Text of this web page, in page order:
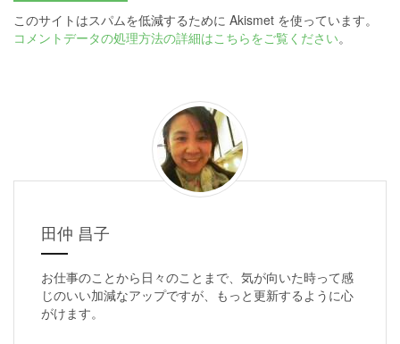
このサイトはスパムを低減するために Akismet を使っています。
コメントデータの処理方法の詳細はこちらをご覧ください。
田仲 昌子
お仕事のことから日々のことまで、気が向いた時って感
じのいい加減なアップですが、もっと更新するように心
がけます。